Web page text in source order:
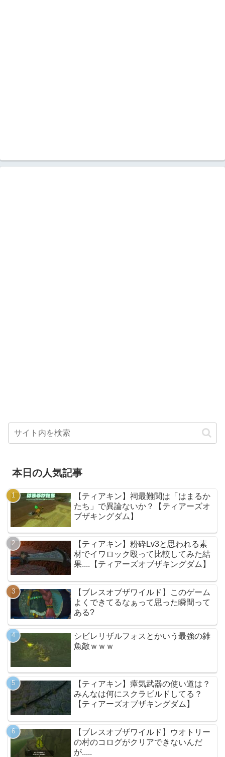
本日の人気記事
【ティアキン】祠最難関は「はまるか
たち」で異論ないか？【ティアーズオ
ブザキングダム】
【ティアキン】粉砕Lv3と思われる素
材でイワロック殴って比較してみた結
果....【ティアーズオブザキングダム】
【ブレスオブザワイルド】このゲーム
よくできてるなぁって思った瞬間って
ある?
シビレリザルフォスとかいう最強の雑
魚敵ｗｗｗ
【ティアキン】瘴気武器の使い道は？
みんなは何にスクラビルドしてる？
【ティアーズオブザキングダム】
【ブレスオブザワイルド】ウオトリー
の村のコログがクリアできないんだ
が.....